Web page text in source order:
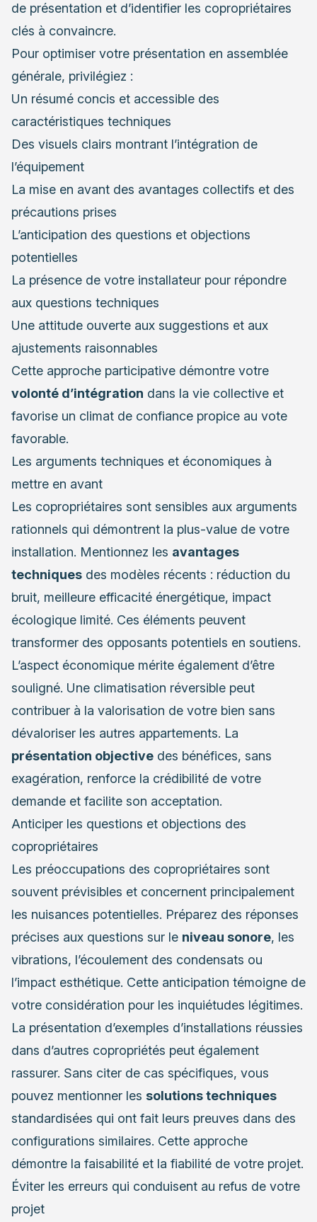
de présentation et d’identifier les copropriétaires
clés à convaincre.
Pour optimiser votre présentation en assemblée
générale, privilégiez :
Un résumé concis et accessible des
caractéristiques techniques
Des visuels clairs montrant l’intégration de
l’équipement
La mise en avant des avantages collectifs et des
précautions prises
L’anticipation des questions et objections
potentielles
La présence de votre installateur pour répondre
aux questions techniques
Une attitude ouverte aux suggestions et aux
ajustements raisonnables
Cette approche participative démontre votre
volonté d’intégration dans la vie collective et
favorise un climat de confiance propice au vote
favorable.
Les arguments techniques et économiques à
mettre en avant
Les copropriétaires sont sensibles aux arguments
rationnels qui démontrent la plus-value de votre
installation. Mentionnez les avantages
techniques des modèles récents : réduction du
bruit, meilleure efficacité énergétique, impact
écologique limité. Ces éléments peuvent
transformer des opposants potentiels en soutiens.
L’aspect économique mérite également d’être
souligné. Une climatisation réversible peut
contribuer à la valorisation de votre bien sans
dévaloriser les autres appartements. La
présentation objective des bénéfices, sans
exagération, renforce la crédibilité de votre
demande et facilite son acceptation.
Anticiper les questions et objections des
copropriétaires
Les préoccupations des copropriétaires sont
souvent prévisibles et concernent principalement
les nuisances potentielles. Préparez des réponses
précises aux questions sur le niveau sonore, les
vibrations, l’écoulement des condensats ou
l’impact esthétique. Cette anticipation témoigne de
votre considération pour les inquiétudes légitimes.
La présentation d’exemples d’installations réussies
dans d’autres copropriétés peut également
rassurer. Sans citer de cas spécifiques, vous
pouvez mentionner les solutions techniques
standardisées qui ont fait leurs preuves dans des
configurations similaires. Cette approche
démontre la faisabilité et la fiabilité de votre projet.
Éviter les erreurs qui conduisent au refus de votre
projet